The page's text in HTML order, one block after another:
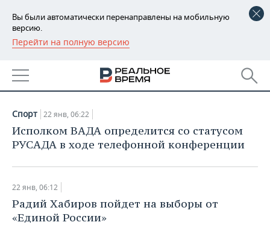
Вы были автоматически перенаправлены на мобильную
версию.
Перейти на полную версию
РЕГИОНЫ
БАШКОРТОСТАН
УДМУРТИЯ
НОВОСТИ
НОВОСТИ АНАЛИТИКИ
ДЕКЛАРАЦИИ О ДОХОДАХ
КОРОЛИ ГОСЗАКАЗА ПФО
ВУЗЫ ТАТАРСТАНА
ЭКОНОМИКА
НОВОСТИ ЭКОНОМИКИ
ФИНАНСЫ
БАНКИ
НОВОСТИ
ПРОМЫШЛЕННОСТИ
АГРОПРОМ
НЕДВИЖИМОСТЬ
НОВОСТИ НЕДВИЖИМОСТИ
АВТО
22.01.2019
Спорт 22 янв, 06:22
Исполком ВАДА определится со статусом
РУСАДА в ходе телефонной конференции
22 янв, 06:12
Радий Хабиров пойдет на выборы от
«Единой России»